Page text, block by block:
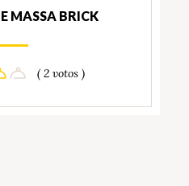
MASSA BRICK
( 2 votos )